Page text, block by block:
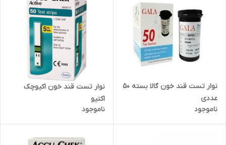
نوار تست قند خون گالا بسته 50
عددی
ناموجود
نوار تست قند خون اکیوچک
اکتیو
ناموجود